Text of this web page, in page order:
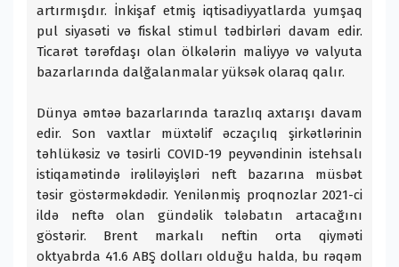
artırmışdır. İnkişaf etmiş iqtisadiyyatlarda yumşaq
pul siyasəti və fiskal stimul tədbirləri davam edir.
Ticarət tərəfdaşı olan ölkələrin maliyyə və valyuta
bazarlarında dalğalanmalar yüksək olaraq qalır.
Dünya əmtəə bazarlarında tarazlıq axtarışı davam
edir. Son vaxtlar müxtəlif əczaçılıq şirkətlərinin
təhlükəsiz və təsirli COVID-19 peyvəndinin istehsalı
istiqamətində irəliləyişləri neft bazarına müsbət
təsir göstərməkdədir. Yenilənmiş proqnozlar 2021-ci
ildə neftə olan gündəlik tələbatın artacağını
göstərir. Brent markalı neftin orta qiyməti
oktyabrda 41.6 ABŞ dolları olduğu halda, bu rəqəm